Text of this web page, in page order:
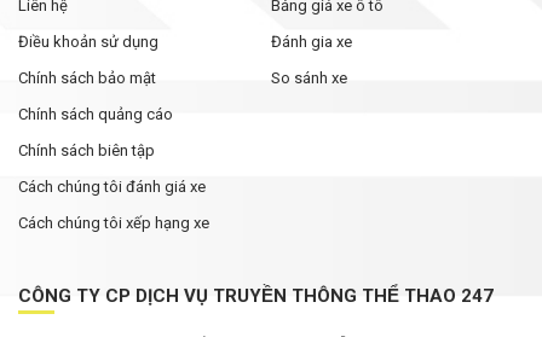
Liên hệ
Điều khoản sử dụng
Chính sách bảo mật
Chính sách quảng cáo
Chính sách biên tập
Cách chúng tôi đánh giá xe
Cách chúng tôi xếp hạng xe
Bảng giá xe ô tô
Đánh gia xe
So sánh xe
CÔNG TY CP DỊCH VỤ TRUYỀN THÔNG THỂ THAO 247